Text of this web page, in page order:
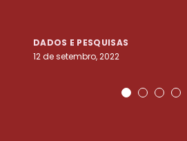
DADOS E PESQUISAS
12 de setembro, 2022